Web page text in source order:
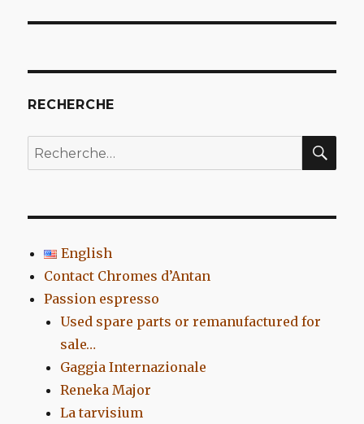
RECHERCHE
Recherche
pour
English
Contact Chromes d’Antan
Passion espresso
Used spare parts or remanufactured for
sale…
Gaggia Internazionale
Reneka Major
La tarvisium